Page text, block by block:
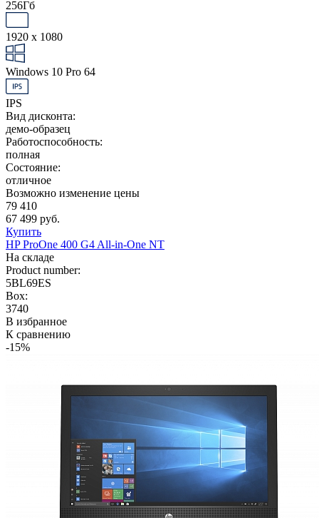
256Гб
1920 x 1080
Windows 10 Pro 64
IPS
Вид дисконта:
демо-образец
Работоспособность:
полная
Состояние:
отличное
Возможно изменение цены
79 410
67 499 руб.
Купить
HP ProOne 400 G4 All-in-One NT
На складе
Product number:
5BL69ES
Box:
3740
В избранное
К сравнению
-15%